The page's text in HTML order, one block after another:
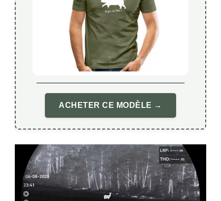
ACHETER CE MODÈLE →